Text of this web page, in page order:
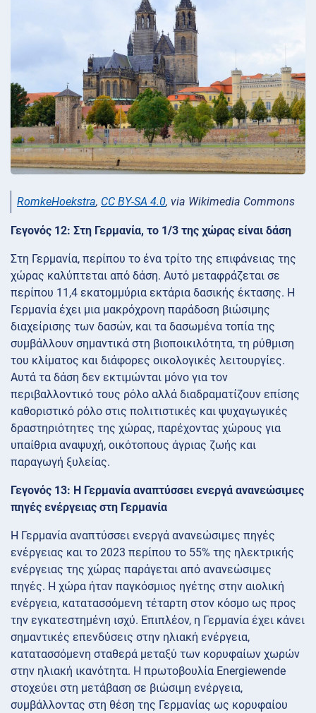
RomkeHoekstra, CC BY-SA 4.0, via Wikimedia Commons
Γεγονός 12: Στη Γερμανία, το 1/3 της χώρας είναι δάση
Στη Γερμανία, περίπου το ένα τρίτο της επιφάνειας της
χώρας καλύπτεται από δάση. Αυτό μεταφράζεται σε
περίπου 11,4 εκατομμύρια εκτάρια δασικής έκτασης. Η
Γερμανία έχει μια μακρόχρονη παράδοση βιώσιμης
διαχείρισης των δασών, και τα δασωμένα τοπία της
συμβάλλουν σημαντικά στη βιοποικιλότητα, τη ρύθμιση
του κλίματος και διάφορες οικολογικές λειτουργίες.
Αυτά τα δάση δεν εκτιμώνται μόνο για τον
περιβαλλοντικό τους ρόλο αλλά διαδραματίζουν επίσης
καθοριστικό ρόλο στις πολιτιστικές και ψυχαγωγικές
δραστηριότητες της χώρας, παρέχοντας χώρους για
υπαίθρια αναψυχή, οικότοπους άγριας ζωής και
παραγωγή ξυλείας.
Γεγονός 13: Η Γερμανία αναπτύσσει ενεργά ανανεώσιμες
πηγές ενέργειας στη Γερμανία
Η Γερμανία αναπτύσσει ενεργά ανανεώσιμες πηγές
ενέργειας και το 2023 περίπου το 55% της ηλεκτρικής
ενέργειας της χώρας παράγεται από ανανεώσιμες
πηγές. Η χώρα ήταν παγκόσμιος ηγέτης στην αιολική
ενέργεια, κατατασσόμενη τέταρτη στον κόσμο ως προς
την εγκατεστημένη ισχύ. Επιπλέον, η Γερμανία έχει κάνει
σημαντικές επενδύσεις στην ηλιακή ενέργεια,
κατατασσόμενη σταθερά μεταξύ των κορυφαίων χωρών
στην ηλιακή ικανότητα. Η πρωτοβουλία Energiewende
στοχεύει στη μετάβαση σε βιώσιμη ενέργεια,
συμβάλλοντας στη θέση της Γερμανίας ως κορυφαίου